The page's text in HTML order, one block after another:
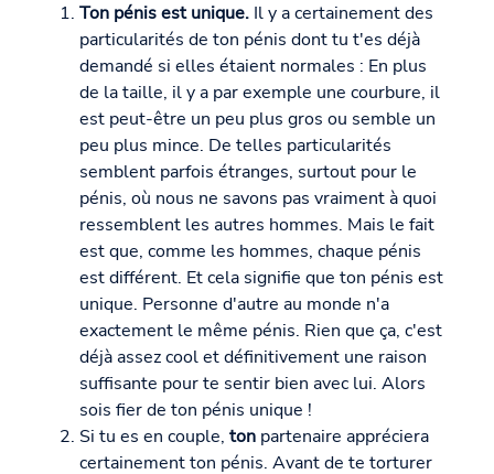
Ton pénis est unique. Il y a certainement des
particularités de ton pénis dont tu t'es déjà
demandé si elles étaient normales : En plus
de la taille, il y a par exemple une courbure, il
est peut-être un peu plus gros ou semble un
peu plus mince. De telles particularités
semblent parfois étranges, surtout pour le
pénis, où nous ne savons pas vraiment à quoi
ressemblent les autres hommes. Mais le fait
est que, comme les hommes, chaque pénis
est différent. Et cela signifie que ton pénis est
unique. Personne d'autre au monde n'a
exactement le même pénis. Rien que ça, c'est
déjà assez cool et définitivement une raison
suffisante pour te sentir bien avec lui. Alors
sois fier de ton pénis unique !
Si tu es en couple, ton partenaire appréciera
certainement ton pénis. Avant de te torturer